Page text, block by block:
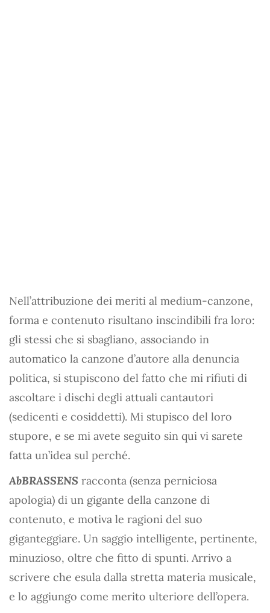
Nell’attribuzione dei meriti al medium-canzone,
forma e contenuto risultano inscindibili fra loro:
gli stessi che si sbagliano, associando in
automatico la canzone d’autore alla denuncia
politica, si stupiscono del fatto che mi rifiuti di
ascoltare i dischi degli attuali cantautori
(sedicenti e cosiddetti). Mi stupisco del loro
stupore, e se mi avete seguito sin qui vi sarete
fatta un’idea sul perché.
AbBRASSENS racconta (senza perniciosa
apologia) di un gigante della canzone di
contenuto, e motiva le ragioni del suo
giganteggiare. Un saggio intelligente, pertinente,
minuzioso, oltre che fitto di spunti. Arrivo a
scrivere che esula dalla stretta materia musicale,
e lo aggiungo come merito ulteriore dell’opera.